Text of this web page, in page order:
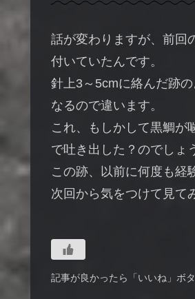
話が変わりますが、前回
付いていたんです。
針上3～5cmに絡んだ跡
なるので違います。
これ、もしかして黒鯛が
で吐き出した？のでしょ
この跡、以前に何度も経
次回から気をつけて見て
記事が良かったら「いいね」ボ